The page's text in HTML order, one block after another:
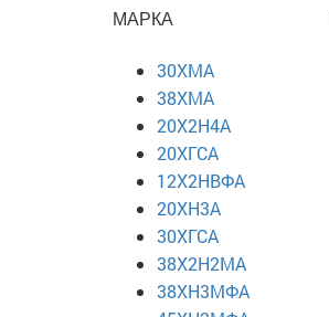
МАРКА
30ХМА
38ХМА
20Х2Н4А
20ХГСА
12Х2НВФА
20ХН3А
30ХГСА
38Х2Н2МА
38ХН3МФА